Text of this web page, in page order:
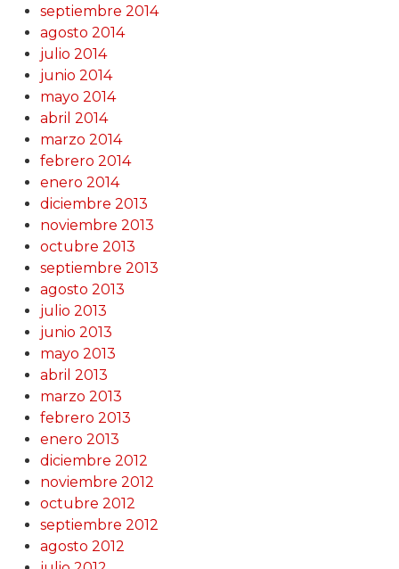
septiembre 2014
agosto 2014
julio 2014
junio 2014
mayo 2014
abril 2014
marzo 2014
febrero 2014
enero 2014
diciembre 2013
noviembre 2013
octubre 2013
septiembre 2013
agosto 2013
julio 2013
junio 2013
mayo 2013
abril 2013
marzo 2013
febrero 2013
enero 2013
diciembre 2012
noviembre 2012
octubre 2012
septiembre 2012
agosto 2012